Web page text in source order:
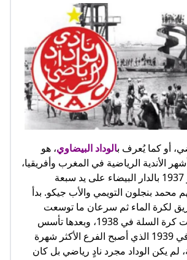
أو كما يُعرف بالوداد البيضاوي، هو
الأندية الرياضية في المغرب وأفريقيا،
تأسس في 8 مايو 1937 بالدار البيضاء على يد سبعة
بنجلون التويمي والأب جيكو. بدأ
لكرة الماء ثم سرعان ما توسعت
فروعه التي شملت كرة السلة في 1938، وبعدها تأسس
فريق كرة القدم في 1939 الذي أصبح الفرع الأكثر شهرة
لم يكن الوداد مجرد نادٍ رياضي بل كان